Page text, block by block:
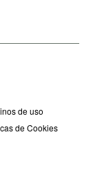
de uso
de Cookies